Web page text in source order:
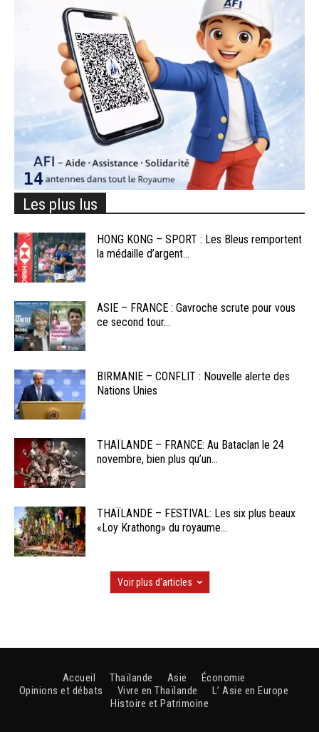
Les plus lus
HONG KONG – SPORT : Les Bleus remportent
la médaille d’argent...
ASIE – FRANCE : Gavroche scrute pour vous
ce second tour...
BIRMANIE – CONFLIT : Nouvelle alerte des
Nations Unies
THAÏLANDE – FRANCE: Au Bataclan le 24
novembre, bien plus qu’un...
THAÏLANDE – FESTIVAL: Les six plus beaux
«Loy Krathong» du royaume...
Voir plus d'articles
Accueil Thaïlande Asie
Économie
Opinions et débats
Vivre en Thaïlande
L’ Asie en Europe
Histoire et Patrimoine